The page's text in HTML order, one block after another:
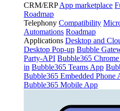
CRM/ERP App marketplace
Roadmap
Telephony Compatibility
Automations Roadmap
Applications Desktop and
Desktop Pop-up Bubble
Party-API Bubble365
in Bubble365 Teams App
Bubble365 Embedded Phone
Bubble365 Mobile App